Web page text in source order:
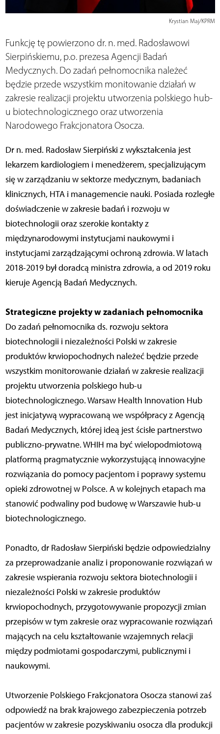
Krystian Maj/KPRM
Funkcję tę powierzono dr. n. med. Radosławowi
Sierpińskiemu, p.o. prezesa Agencji Badań
Medycznych. Do zadań pełnomocnika należeć
będzie przede wszystkim monitowanie działań w
zakresie realizacji projektu utworzenia polskiego hub-
u biotechnologicznego oraz utworzenia
Narodowego Frakcjonatora Osocza.
Dr n. med. Radosław Sierpiński z wykształcenia jest
lekarzem kardiologiem i menedżerem, specjalizującym
się w zarządzaniu w sektorze medycznym, badaniach
klinicznych, HTA i managemencie nauki. Posiada rozległe
doświadczenie w zakresie badań i rozwoju w
biotechnologii oraz szerokie kontakty z
międzynarodowymi instytucjami naukowymi i
instytucjami zarządzającymi ochroną zdrowia. W latach
2018-2019 był doradcą ministra zdrowia, a od 2019 roku
kieruje Agencją Badań Medycznych.
Strategiczne projekty w zadaniach pełnomocnika
Do zadań pełnomocnika ds. rozwoju sektora
biotechnologii i niezależności Polski w zakresie
produktów krwiopochodnych należeć będzie przede
wszystkim monitorowanie działań w zakresie realizacji
projektu utworzenia polskiego hub-u
biotechnologicznego. Warsaw Health Innovation Hub
jest inicjatywą wypracowaną we współpracy z Agencją
Badań Medycznych, której ideą jest ścisłe partnerstwo
publiczno-prywatne. WHIH ma być wielopodmiotową
platformą pragmatycznie wykorzystującą innowacyjne
rozwiązania do pomocy pacjentom i poprawy systemu
opieki zdrowotnej w Polsce. A w kolejnych etapach ma
stanowić podwaliny pod budowę w Warszawie hub-u
biotechnologicznego.
Ponadto, dr Radosław Sierpiński będzie odpowiedzialny
za przeprowadzanie analiz i proponowanie rozwiązań w
zakresie wspierania rozwoju sektora biotechnologii i
niezależności Polski w zakresie produktów
krwiopochodnych, przygotowywanie propozycji zmian
przepisów w tym zakresie oraz wypracowanie rozwiązań
mających na celu kształtowanie wzajemnych relacji
między podmiotami gospodarczymi, publicznymi i
naukowymi.
Utworzenie Polskiego Frakcjonatora Osocza stanowi zaś
odpowiedź na brak krajowego zabezpieczenia potrzeb
pacjentów w zakresie pozyskiwaniu osocza dla produkcji